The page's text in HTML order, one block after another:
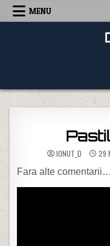
Skip to content
MENU
IONUT_D 29
Fara alte comentarii…